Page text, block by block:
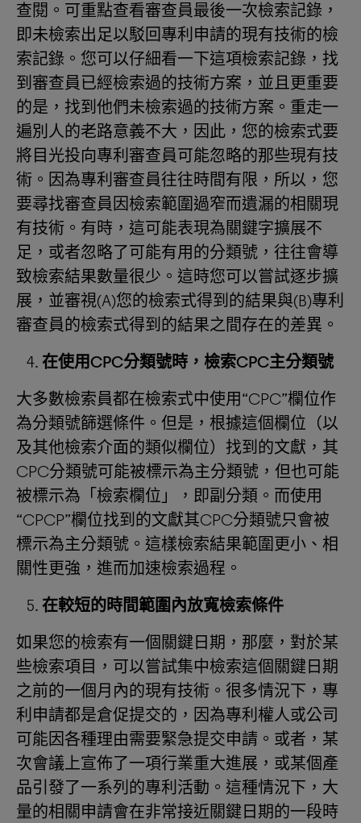
查閱。可重點查看審查員最後一次檢索記錄，
即未檢索出足以駁回專利申請的現有技術的檢
索記錄。您可以仔細看一下這項檢索記錄，找
到審查員已經檢索過的技術方案，並且更重要
的是，找到他們未檢索過的技術方案。重走一
遍別人的老路意義不大，因此，您的檢索式要
將目光投向專利審查員可能忽略的那些現有技
術。因為專利審查員往往時間有限，所以，您
要尋找審查員因檢索範圍過窄而遺漏的相關現
有技術。有時，這可能表現為關鍵字擴展不
足，或者忽略了可能有用的分類號，往往會導
致檢索結果數量很少。這時您可以嘗試逐步擴
展，並審視(A)您的檢索式得到的結果與(B)專利
審查員的檢索式得到的結果之間存在的差異。
在使用CPC分類號時，檢索CPC主分類號
大多數檢索員都在檢索式中使用“CPC”欄位作
為分類號篩選條件。但是，根據這個欄位（以
及其他檢索介面的類似欄位）找到的文獻，其
CPC分類號可能被標示為主分類號，但也可能
被標示為「檢索欄位」，即副分類。而使用
“CPCP”欄位找到的文獻其CPC分類號只會被
標示為主分類號。這樣檢索結果範圍更小、相
關性更強，進而加速檢索過程。
在較短的時間範圍內放寬檢索條件
如果您的檢索有一個關鍵日期，那麼，對於某
些檢索項目，可以嘗試集中檢索這個關鍵日期
之前的一個月內的現有技術。很多情況下，專
利申請都是倉促提交的，因為專利權人或公司
可能因各種理由需要緊急提交申請。或者，某
次會議上宣佈了一項行業重大進展，或某個產
品引發了一系列的專利活動。這種情況下，大
量的相關申請會在非常接近關鍵日期的一段時